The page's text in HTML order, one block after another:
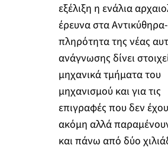
εξέλιξη η ενάλια
έρευνα στα
πληρότητα της νέας
ανάγνωσης δίνει
μηχανικά τμήματα του
μηχανισμού και για τις
επιγραφές που δεν
ακόμη αλλά
και πάνω από δύο